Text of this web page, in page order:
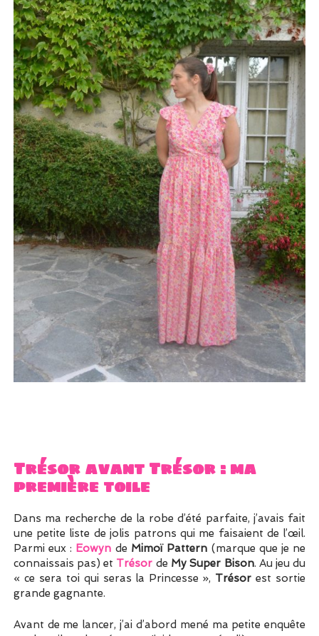
Trésor avant Trésor : ma
première toile
Dans ma recherche de la robe d’été parfaite, j’avais fait
une petite liste de jolis patrons qui me faisaient de l’œil.
Parmi eux : Eowyn de Mimoï Pattern (marque que je ne
connaissais pas) et Trésor de My Super Bison. Au jeu du
« ce sera toi qui seras la Princesse », Trésor est sortie
grande gagnante.
Avant de me lancer, j’ai d’abord mené ma petite enquête